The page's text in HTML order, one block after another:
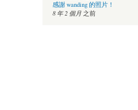
感謝 wanding 的照片！
8 年 2 個月之前